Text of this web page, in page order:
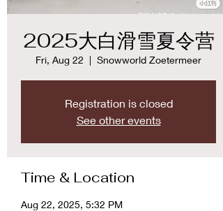
2025大白滑雪夏令营
Fri, Aug 22
  |
Snowworld Zoetermeer
Registration is closed
See other events
Time & Location
Aug 22, 2025, 5:32 PM